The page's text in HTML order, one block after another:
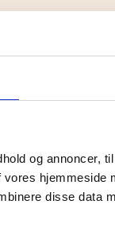
og annoncer,
disse data